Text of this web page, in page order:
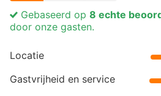
Locatie
Gastvrijheid en service
Gebaseerd op 8 echte
door onze gasten.